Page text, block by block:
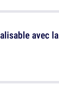
avec la